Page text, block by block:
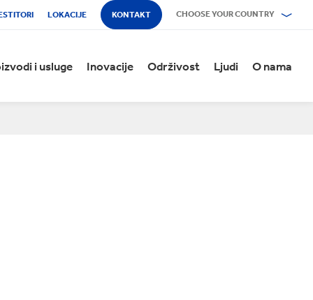
LOKACIJE KONTAKT CHOOSE YOUR COUNTRY
i usluge Inovacije Održivost Ljudi O nama